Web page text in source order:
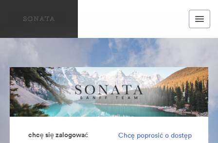
chcę się zalogować Chcę poprosić o dostęp